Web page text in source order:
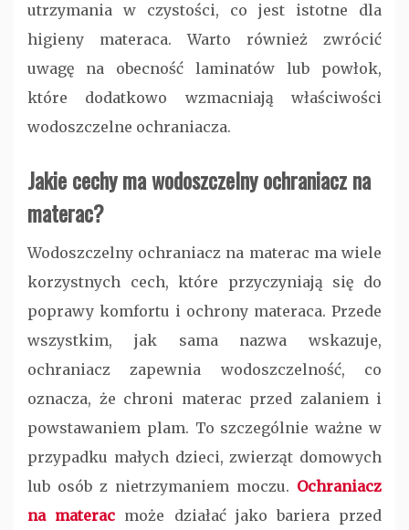
utrzymania w czystości, co jest istotne dla
higieny materaca. Warto również zwrócić
uwagę na obecność laminatów lub powłok,
które dodatkowo wzmacniają właściwości
wodoszczelne ochraniacza.
Jakie cechy ma wodoszczelny ochraniacz na
materac?
Wodoszczelny ochraniacz na materac ma wiele
korzystnych cech, które przyczyniają się do
poprawy komfortu i ochrony materaca. Przede
wszystkim, jak sama nazwa wskazuje,
ochraniacz zapewnia wodoszczelność, co
oznacza, że chroni materac przed zalaniem i
powstawaniem plam. To szczególnie ważne w
przypadku małych dzieci, zwierząt domowych
lub osób z nietrzymaniem moczu. Ochraniacz
na materac może działać jako bariera przed